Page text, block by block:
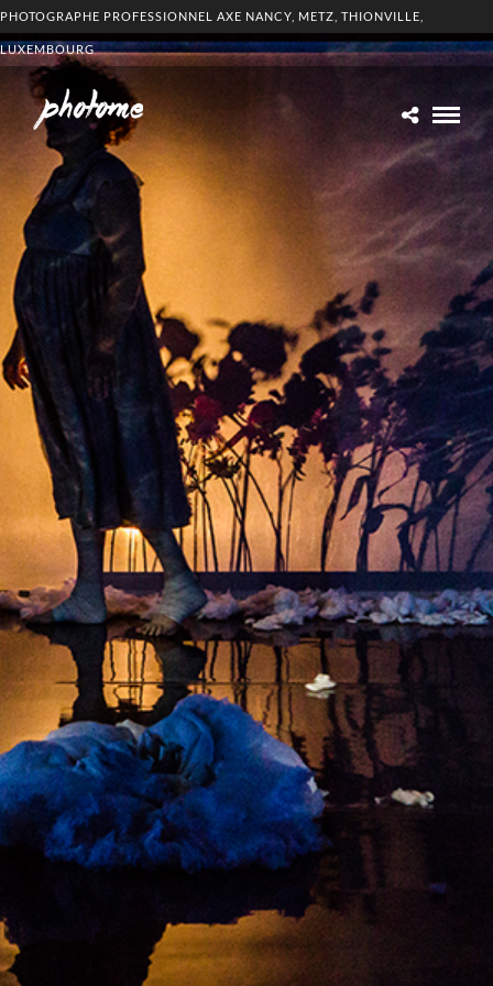
PHOTOGRAPHE PROFESSIONNEL AXE NANCY, METZ, THIONVILLE,
LUXEMBOURG